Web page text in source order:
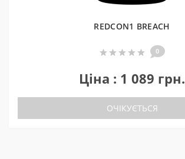
REDCON1 BREACH
0
Ціна : 1 089 грн.
ОЧІКУЄТЬСЯ